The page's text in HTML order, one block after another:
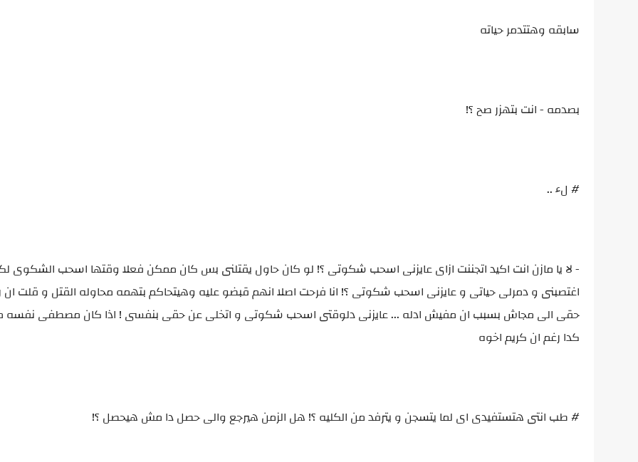
سابقه وهتتدمر حياته
بصدمه - انت بتهزر صح ؟!
# لء ..
- لا يا مازن انت اكيد اتجننت ازاى عايزنى اسحب شكوتى ؟! لو كان حاول يقتلنى بس كان ممكن فعلا وقتها اسحب الشكوى
اغتصبنى و دمرلى حياتى و عايزنى اسحب شكوتى ؟! انا فرحت اصلا انهم قبضو عليه وهيتحاكم بتهمه محاوله القتل و قلت ان
حقى الى مجاش بسبب ان مفيش ادله ... عايزنى دلوقتى اسحب شكوتى و اتخلى عن حقى بنفسى ! اذا كان مصطفى
كدا رغم ان كريم اخوه
# طب انتى هتستفيدى اى لما يتسجن و يترفد من الكليه ؟! هل الزمن هيرجع والى حصل دا مش هيحصل ؟!